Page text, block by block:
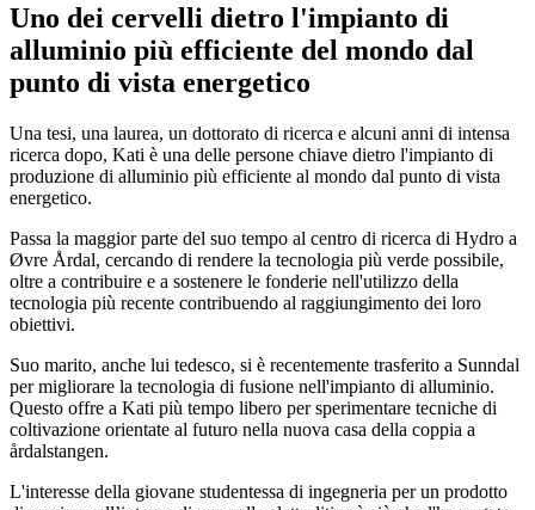
Uno dei cervelli dietro l'impianto di
alluminio più efficiente del mondo dal
punto di vista energetico
Una tesi, una laurea, un dottorato di ricerca e alcuni anni di intensa
ricerca dopo, Kati è una delle persone chiave dietro l'impianto di
produzione di alluminio più efficiente al mondo dal punto di vista
energetico.
Passa la maggior parte del suo tempo al centro di ricerca di Hydro a
Øvre Årdal, cercando di rendere la tecnologia più verde possibile,
oltre a contribuire e a sostenere le fonderie nell'utilizzo della
tecnologia più recente contribuendo al raggiungimento dei loro
obiettivi.
Suo marito, anche lui tedesco, si è recentemente trasferito a Sunndal
per migliorare la tecnologia di fusione nell'impianto di alluminio.
Questo offre a Kati più tempo libero per sperimentare tecniche di
coltivazione orientate al futuro nella nuova casa della coppia a
årdalstangen.
L'interesse della giovane studentessa di ingegneria per un prodotto